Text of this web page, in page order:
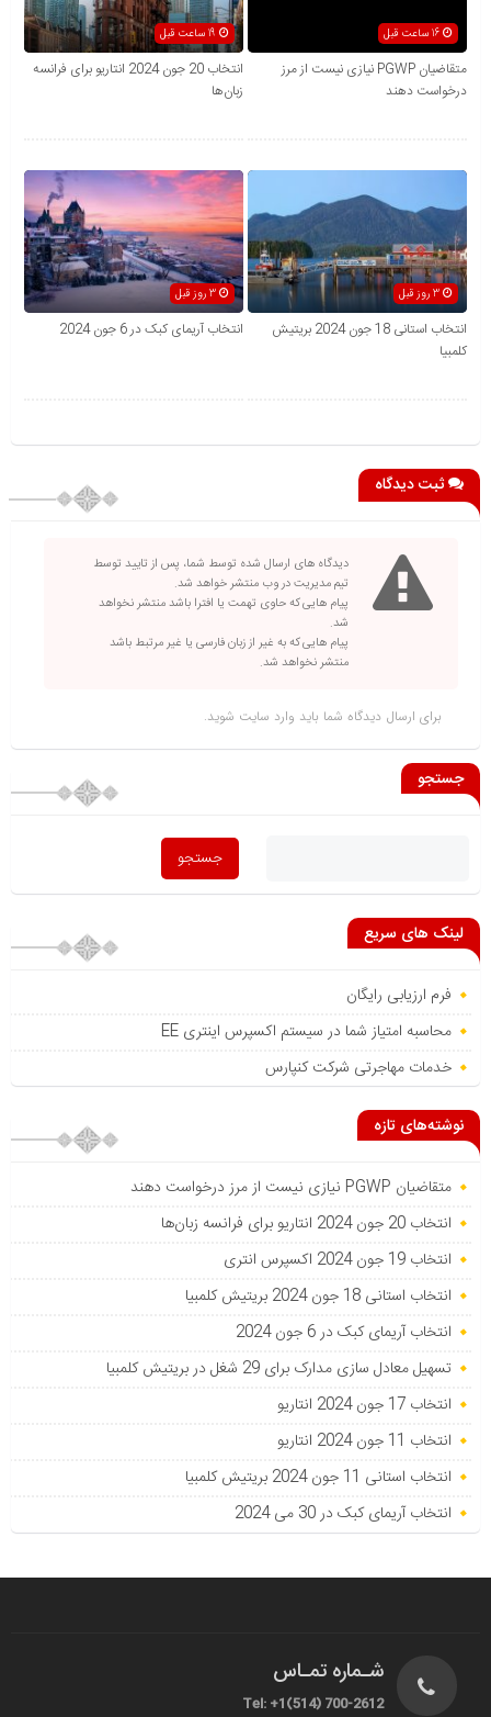
16 ساعت قبل
متقاضیان PGWP نیازی نیست از مرز
درخواست دهند
انتخاب 20 جون 2024 انتاریو برای فرانسه
زبان‌ها
3 روز قبل
انتخاب استانی 18 جون 2024 بریتیش
کلمبیا
انتخاب آریمای کبک در 6 جون 2024
ثبت دیدگاه
دیدگاه های ارسال شده توسط شما، پس از تایید توسط
تیم مدیریت در وب منتشر خواهد شد.
پیام هایی که حاوی تهمت یا افترا باشد منتشر نخواهد
شد.
پیام هایی که به غیر از زبان فارسی یا غیر مرتبط باشد
منتشر نخواهد شد.
برای ارسال دیدگاه شما باید وارد سایت شوید.
جستجو
لینک های سریع
فرم ارزیابی رایگان
محاسبه امتیاز شما در سیستم اکسپرس اینتری EE
خدمات مهاجرتی شرکت کنپارس
نوشته‌های تازه
متقاضیان PGWP نیازی نیست از مرز درخواست دهند
انتخاب 20 جون 2024 انتاریو برای فرانسه زبان‌ها
انتخاب 19 جون 2024 اکسپرس انتری
انتخاب استانی 18 جون 2024 بریتیش کلمبیا
انتخاب آریمای کبک در 6 جون 2024
تسهیل معادل سازی مدارک برای 29 شغل در بریتیش کلمبیا
انتخاب 17 جون 2024 انتاریو
انتخاب 11 جون 2024 انتاریو
انتخاب استانی 11 جون 2024 بریتیش کلمبیا
انتخاب آریمای کبک در 30 می 2024
شـماره تمـاس
Tel: +1(514) 700-2612